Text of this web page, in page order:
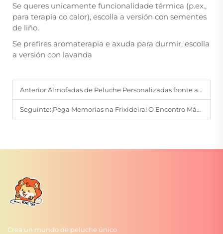
Se queres unicamente funcionalidade térmica (p.ex.,
para terapia co calor), escolla a versión con sementes
de liño.
Se prefires aromaterapia e axuda para durmir, escolla
a versión con lavanda
Anterior:Almofadas de Peluche Personalizadas fronte a Almofadas Estándar: Por que escoller personalizadas?
Seguinte:¡Pega Memorias na Frixideira! O Encontro Máxico dos Imanes Personalizados para Frixideira
Crea un mundo de peluche único